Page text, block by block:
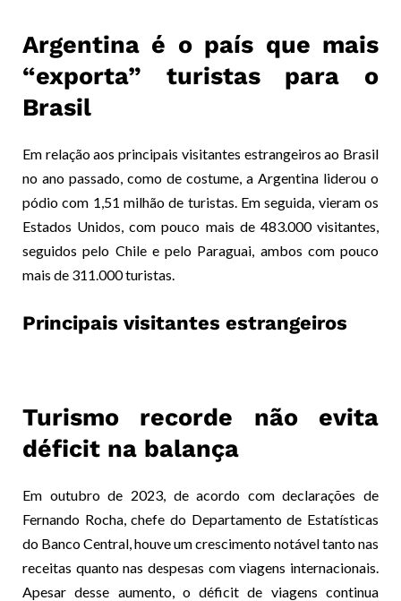
Argentina é o país que mais
“exporta” turistas para o
Brasil
Em relação aos principais visitantes estrangeiros ao Brasil
no ano passado, como de costume, a Argentina liderou o
pódio com 1,51 milhão de turistas. Em seguida, vieram os
Estados Unidos, com pouco mais de 483.000 visitantes,
seguidos pelo Chile e pelo Paraguai, ambos com pouco
mais de 311.000 turistas.
Principais visitantes estrangeiros
Turismo recorde não evita
déficit na balança
Em outubro de 2023, de acordo com declarações de
Fernando Rocha, chefe do Departamento de Estatísticas
do Banco Central, houve um crescimento notável tanto nas
receitas quanto nas despesas com viagens internacionais.
Apesar desse aumento, o déficit de viagens continua